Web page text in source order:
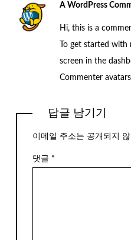
A WordPress
Hi, this is a
To get started
screen in the
Commenter
답글 남기기
이메일 주소는 공개되지
댓글 *